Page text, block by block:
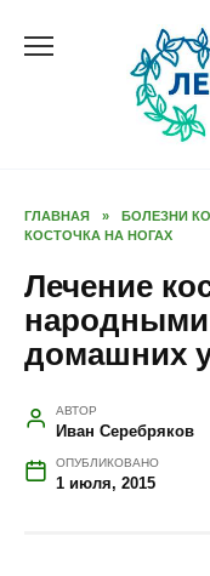
ГЛАВНАЯ » БОЛЕЗНИ
КОСТОЧКА НА НОГАХ
Лечение
народными
домашних
АВТОР
Иван Серебряков
ОПУБЛИКОВАНО
1 июля, 2015